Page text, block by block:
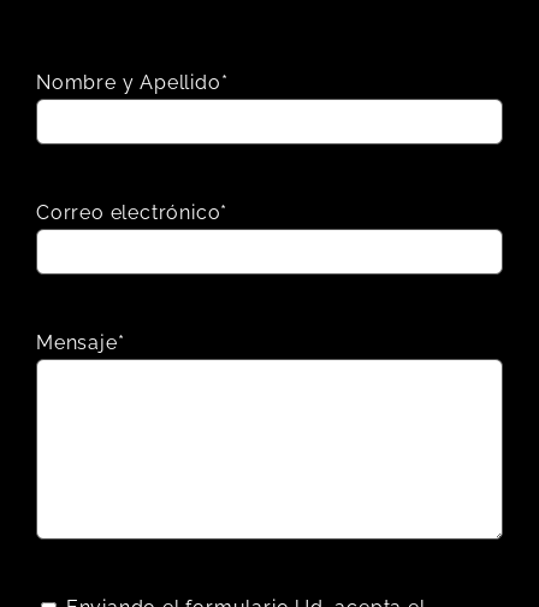
Nombre y Apellido*
Correo electrónico*
Mensaje*